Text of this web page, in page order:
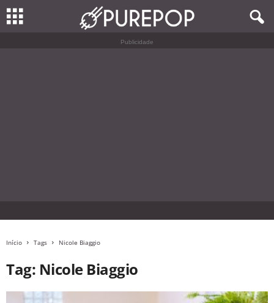
Publicidade
Início Tags Nicole Biaggio
Tag: Nicole Biaggio